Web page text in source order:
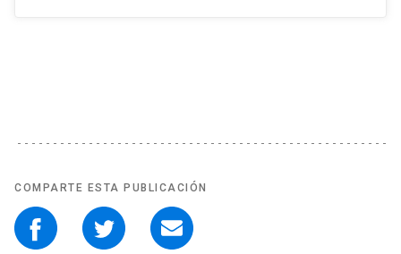
COMPARTE ESTA PUBLICACIÓN